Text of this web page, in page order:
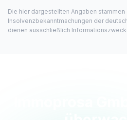
Die hier dargestellten Angaben stammen
Insolvenzbekanntmachungen der
dienen ausschließlich